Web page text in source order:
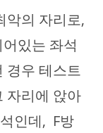
악의 자리로,
있는 좌석
경우 테스트
자리에 앉아
인데, F방